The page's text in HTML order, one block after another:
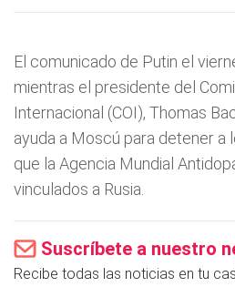
El comunicado de Putin el
mientras el presidente del
Internacional (COI), Thomas
ayuda a Moscú para detener a
que la Agencia Mundial
vinculados a Rusia.
Suscríbete a nuestro
Recibe todas las noticias en tu